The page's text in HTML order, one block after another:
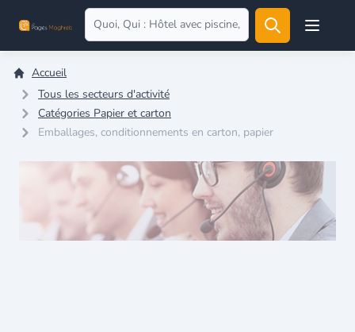
Open
Accueil
Tous les secteurs d'activité
Catégories Papier et carton
Emballages, conditionnements en carton, papier